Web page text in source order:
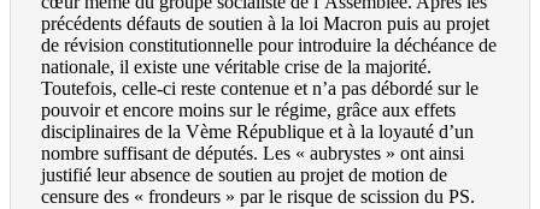
précédents défauts de soutien à la loi Macron puis au projet
de révision constitutionnelle pour introduire la déchéance de
nationale, il existe une véritable crise de la majorité.
Toutefois, celle-ci reste contenue et n’a pas débordé sur le
pouvoir et encore moins sur le régime, grâce aux effets
disciplinaires de la Vème République et à la loyauté d’un
nombre suffisant de députés. Les « aubrystes » ont ainsi
justifié leur absence de soutien au projet de motion de
censure des « frondeurs » par le risque de scission du PS.